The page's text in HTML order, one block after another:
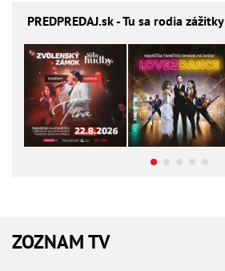
PREDPREDAJ.sk - Tu sa rodia zážitky
ZOZNAM TV